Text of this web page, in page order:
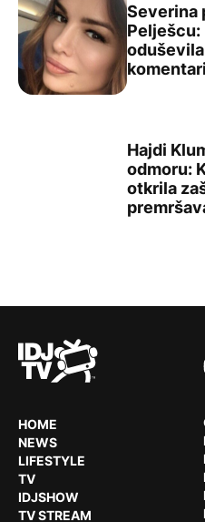
Severina pokazala kako
Severina
Pelješcu:
Hajdi Klum uživa na
Hajdi
odmoru:
otkrila
HOME
NEWS
LIFESTYLE
TV
IDJSHOW
TV STREAM